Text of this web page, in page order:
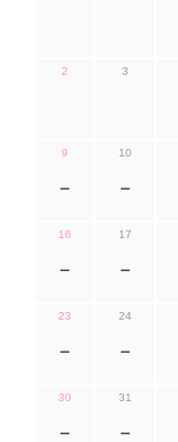
2 3
9
ー
10
ー
16
ー
17
ー
23
ー
24
ー
30
ー
31
ー